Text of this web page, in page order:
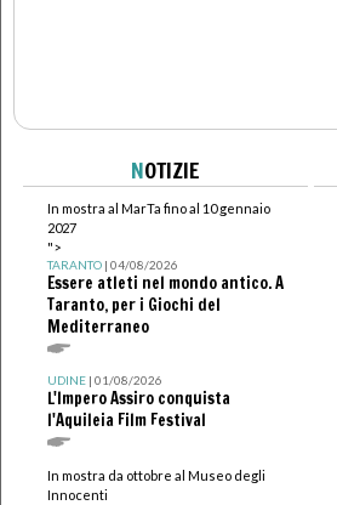
NOTIZIE
In mostra al MarTa fino al 10 gennaio
2027
">
TARANTO| 04/08/2026
Essere atleti nel mondo antico. A
Taranto, per i Giochi del
Mediterraneo
UDINE| 01/08/2026
L'Impero Assiro conquista
l'Aquileia Film Festival
In mostra da ottobre al Museo degli
Innocenti